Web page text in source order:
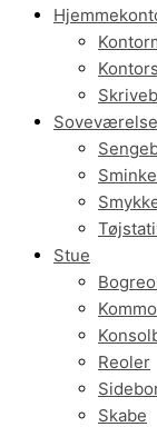
Soveværelse
Stue
Reoler
Skabe